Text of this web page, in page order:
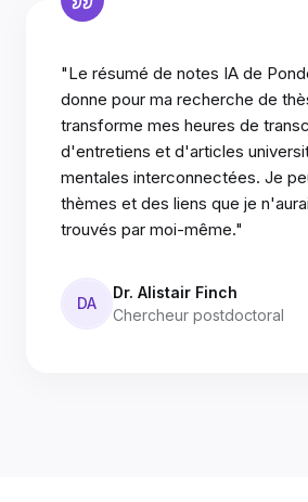
"Le résumé de notes IA de
donne pour ma recherche de
transforme mes heures de
d'entretiens et d'articles
mentales interconnectées. Je
thèmes et des liens que je
trouvés par moi-même."
DA
Dr. Alistair Finch
Chercheur postdoctoral